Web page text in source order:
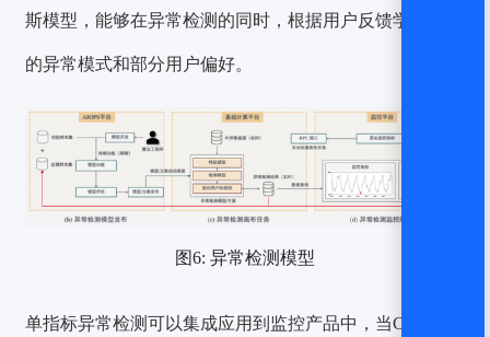
斯模型，能够在异常检测的同时，根据用户反馈学习未知
的异常模式和部分用户偏好。
图6: 异常检测模型
单指标异常检测可以集成应用到监控产品中，当CPU使用